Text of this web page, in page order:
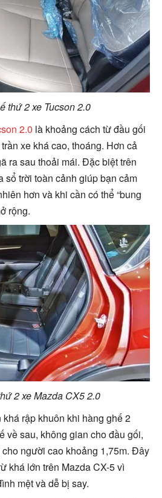
thứ 2 xe Tucson 2.0
2.0 là khoảng cách từ đầu gối
xe khá cao, thoáng. Hơn cả
ra sau thoải mái. Đặc biệt trên
sổ trời toàn cảnh giúp bạn cảm
hơn và khi cần có thể “bung
rộng.
2 xe Mazda CX5 2.0
rập khuôn khi hàng ghế 2
về sau, không gian cho đầu gối,
người cao khoảng 1,75m. Đây
khá lớn trên Mazda CX-5 vì
mệt và dễ bị say.